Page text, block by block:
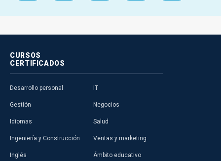
CURSOS
CERTIFICADOS
Desarrollo personal
Gestión
Idiomas
Ingeniería y Construcción
Inglés
IT
Negocios
Salud
Ventas y marketing
Ámbito educativo